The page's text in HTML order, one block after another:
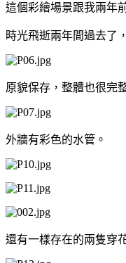
這個彩繪場景跟我兩年
時光飛逝兩年間過去了
原貌保存，整體也很完
外牆有彩色的水管。
還有一樣存在的兩隻穿